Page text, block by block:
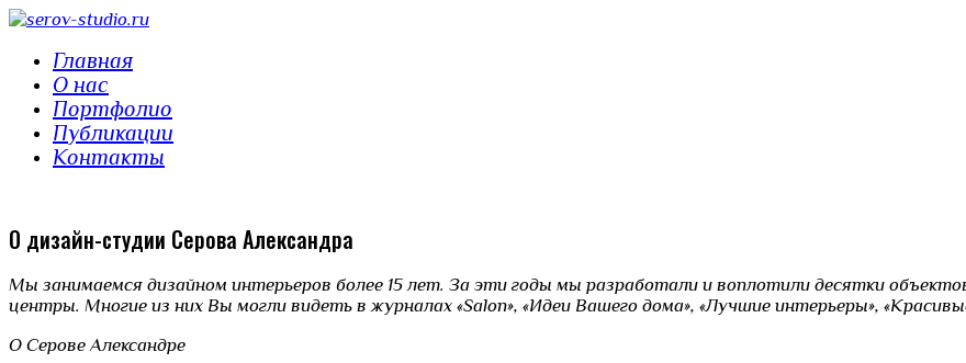
Главная
О нас
Портфолио
Публикации
Контакты
О дизайн-студии Серова Александра
Мы занимаемся дизайном интерьеров более 15 лет. За эти годы мы разработали и воплотили десятки
центры. Многие из них Вы могли видеть в журналах «Salon», «Идеи Вашего дома», «Лучшие интерьеры»,
О Серове Александре